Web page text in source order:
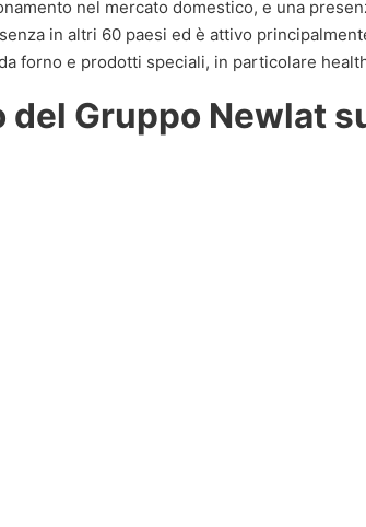
nel mercato domestico, e una
in altri 60 paesi ed è attivo
forno e prodotti speciali, in particolare
Gruppo Newlat